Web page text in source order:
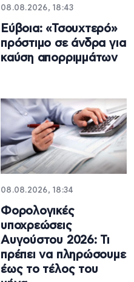
08.08.2026, 18:43
Εύβοια: «Τσουχτερό»
πρόστιμο σε άνδρα για
καύση απορριμμάτων
08.08.2026, 18:34
Φορολογικές
υποχρεώσεις
Αυγούστου 2026: Τι
πρέπει να πληρώσουμε
έως το τέλος του